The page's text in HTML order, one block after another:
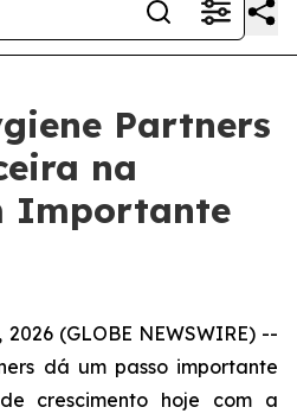
Partners
na
Importante
2026 (GLOBE NEWSWIRE) --
dá um passo importante
crescimento hoje com a